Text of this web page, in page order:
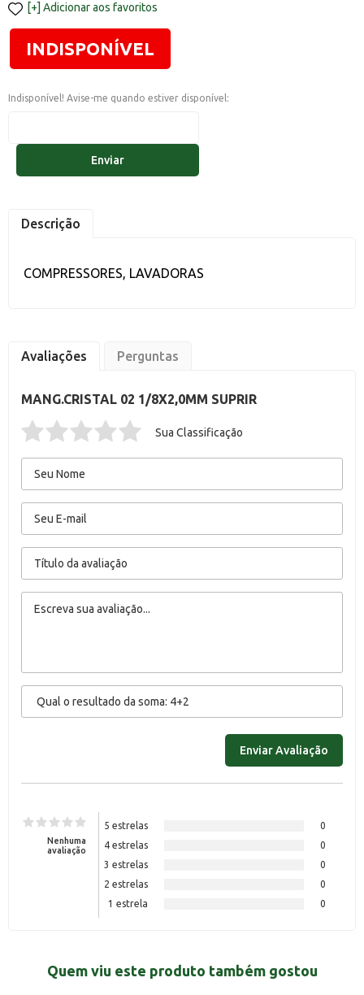
Adicionar aos favoritos
INDISPONÍVEL
Indisponível! Avise-me quando estiver disponível:
Enviar
Descrição
COMPRESSORES, LAVADORAS
Avaliações Perguntas
MANG.CRISTAL 02 1/8X2,0MM SUPRIR
Sua Classificação
Nenhuma
avaliação
5 estrelas
0
4 estrelas
0
3 estrelas
0
2 estrelas
0
1 estrela
0
Quem viu este produto também gostou